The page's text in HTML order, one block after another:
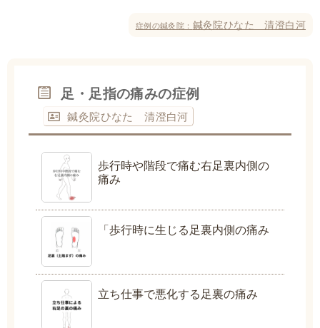
症例の鍼灸院： 鍼灸院ひなた 清澄白河
足・足指の痛みの症例
鍼灸院ひなた 清澄白河
歩行時や階段で痛む右足裏内側の
痛み
「歩行時に生じる足裏内側の痛み
立ち仕事で悪化する足裏の痛み